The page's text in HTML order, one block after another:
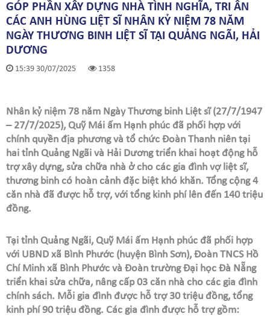
GÓP PHẦN XÂY DỰNG NHÀ TÌNH NGHĨA, TRI ÂN
CÁC ANH HÙNG LIỆT SĨ NHÂN KỶ NIỆM 78 NĂM
NGÀY THƯƠNG BINH LIỆT SĨ TẠI QUẢNG NGÃI, HẢI
DƯƠNG
15:39 30/07/2025 1358
Nhân kỷ niệm 78 năm Ngày Thương binh Liệt sĩ (27/7/1947
– 27/7/2025), Quỹ Mái ấm Hạnh phúc đã phối hợp với
chính quyền địa phương và tổ chức Đoàn Thanh niên tại
hai tỉnh Quảng Ngãi và Hải Dương triển khai hoạt động hỗ
trợ xây dựng, sửa chữa nhà ở cho các gia đình vợ liệt sĩ,
thương binh có hoàn cảnh đặc biệt khó khăn. Tổng cộng 4
căn nhà đã được hỗ trợ, với tổng kinh phí lên đến 140 triệu
đồng.
Tại tỉnh Quảng Ngãi, Quỹ Mái ấm Hạnh phúc đã phối hợp
với UBND xã Bình Phước (huyện Bình Sơn), Đoàn TNCS Hồ
Chí Minh xã Bình Phước và Đoàn trường Đại học Đà Nẵng
triển khai sửa chữa, nâng cấp 03 căn nhà cho các gia đình
chính sách. Mỗi gia đình được hỗ trợ 30 triệu đồng, tổng
kinh phí 90 triệu đồng. Các gia đình được hỗ trợ gồm: